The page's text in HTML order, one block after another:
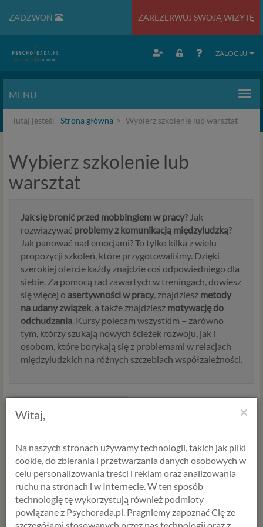
ZADZWOŃ ZAREZERWUJ SWOJĄ WIZYTĘ
ZALOGUJ
MENU
Tutaj jesteś: Strona główna Wybierz szkolenie lub warsztat
Wybierz szkolenie lub
warsztat
Jak się bronić przed mobbingiem w pracy? Jak
rozwiązywać problemy z komunikacją międzyludzką?
Jak panować nad emocjami? To tylko kilka z wielu
propozycji szkoleń, które przygotowaliśmy. Dzięki
szerokiej ofercie każdy znajdzie coś odpowiedniego dla
siebie. Za pomocą rad zawartych w treningach, dowiesz
się więcej o asertywności w pracy, znajdziesz metody
na udany związek, a także znajdziesz motywację do
odchudzania. Kursy polecam wszystkim – zarówno
tym, którzy szukają nowych ścieżek rozwoju, jak i
osobom, które borykają się z problemami w relacjach
międzyludzkich na różnych szczeblach współzależności.
Grupa - Rozmowy które
łączą - Jak gadać żeby się
dogadać
×
Witaj,
Na naszych stronach używamy technologii, takich jak pliki
cookie, do zbierania i przetwarzania danych osobowych w
celu personalizowania treści i reklam oraz analizowania
ruchu na stronach i w Internecie. W ten sposób
technologię tę wykorzystują również podmioty
powiązane z Psychorada.pl. Pragniemy zapoznać Cię ze
szczegółami stosowanych przez nas technologii oraz z